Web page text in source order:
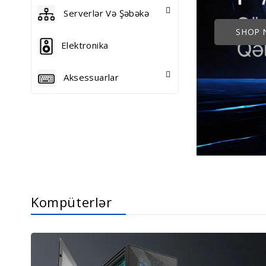
Serverlər Və Şəbəkə
Elektronika
Aksessuarlar
SHOP
Kompüterlər